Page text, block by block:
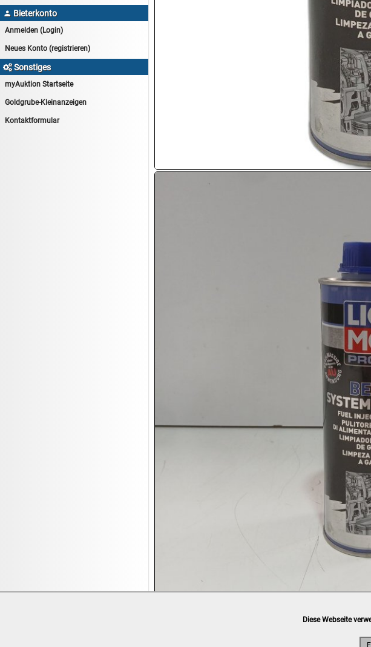
12.08:Pralinen Auktion
12.08:Haushalt/Freizeit
13.08:1€ Totalabverkauf
13.08:Haushalt/Freizeit II
19.08:Gisela Unterwäsche
 Bieterkonto
Anmelden (Login)
Neues Konto (registrieren)
Sonstiges
myAuktion Startseite
Goldgrube-Kleinanzeigen
Kontaktformular
Vorabüberweisung, Barzahlung, Bankomat, Kreditkarte
Diese Webseite